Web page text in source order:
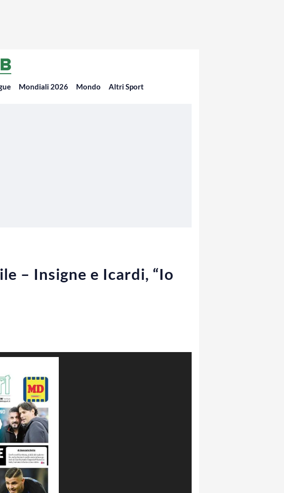
Mondiali 2026 Mondo Altri Sport
– Insigne e Icardi, “Io